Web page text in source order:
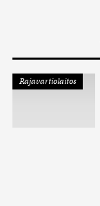
Rajavartiolaitos